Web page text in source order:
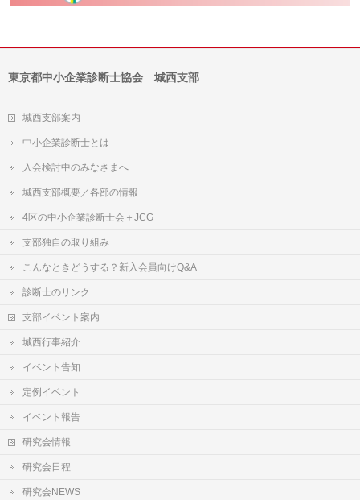
東京都中小企業診断士協会 城西支部
城西支部案内
中小企業診断士とは
入会検討中のみなさまへ
城西支部概要／各部の情報
4区の中小企業診断士会＋JCG
支部独自の取り組み
こんなときどうする？新入会員向けQ&A
診断士のリンク
支部イベント案内
城西行事紹介
イベント告知
定例イベント
イベント報告
研究会情報
研究会日程
研究会NEWS